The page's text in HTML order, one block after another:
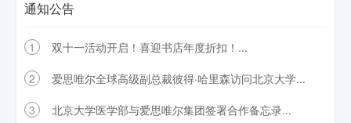
通知公告
1
双十一活动开启！喜迎书店年度折扣！...
2
爱思唯尔全球高级副总裁彼得·哈里森访问北京大学...
3
北京大学医学部与爱思唯尔集团签署合作备忘录...